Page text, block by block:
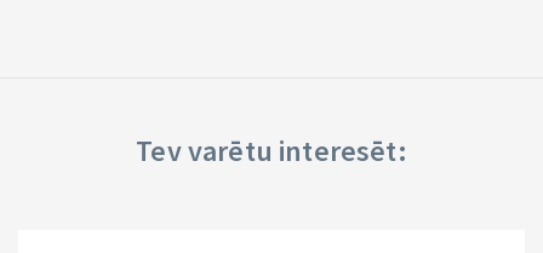
Tev varētu interesēt: